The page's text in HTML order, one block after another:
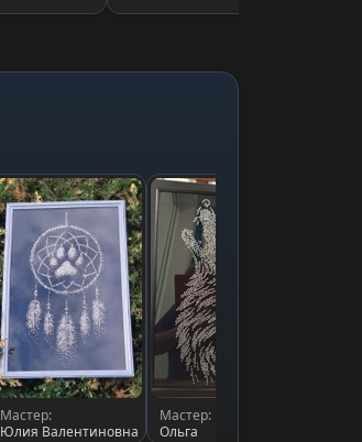
Мастер:
Юлия Валентиновна
Мастер:
Ольга